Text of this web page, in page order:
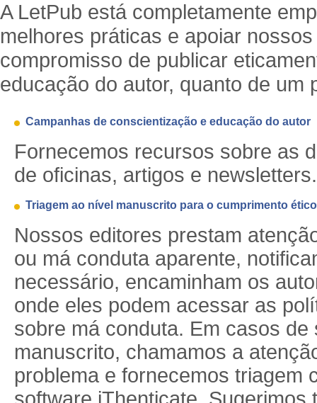
A LetPub está completamente
melhores práticas e apoiar
compromisso de publicar
educação do autor, quanto de um
Campanhas de conscientização e educação do autor
Fornecemos recursos sobre as
de oficinas, artigos e newsletters.
Triagem ao nível manuscrito para o cumprimento ético
Nossos editores prestam
ou má conduta aparente,
necessário, encaminham os
onde eles podem acessar as
sobre má conduta. Em casos
manuscrito, chamamos a
problema e fornecemos triagem